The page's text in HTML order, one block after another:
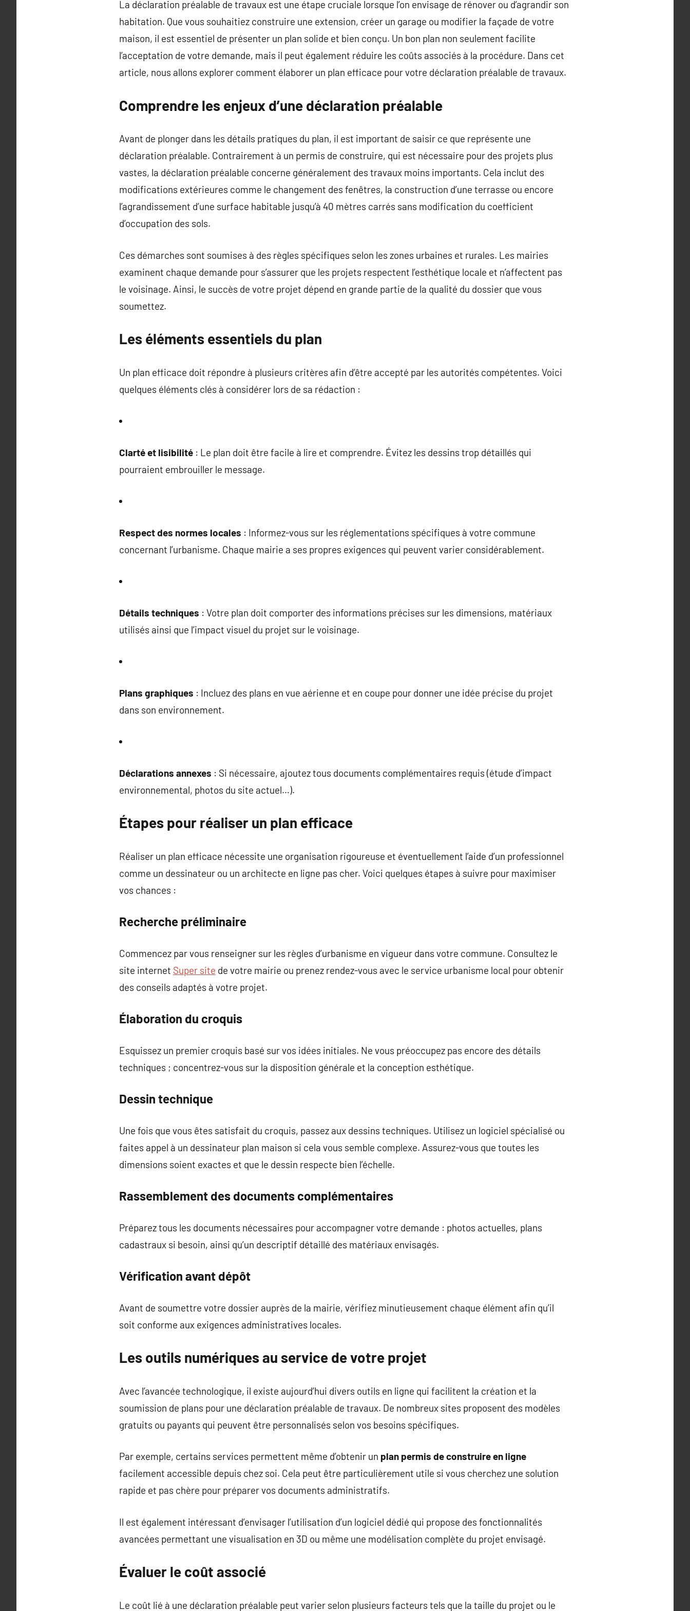
La déclaration préalable de travaux est une étape cruciale lorsque l’on envisage de rénover ou d’agrandir son
habitation. Que vous souhaitiez construire une extension, créer un garage ou modifier la façade de votre
maison, il est essentiel de présenter un plan solide et bien conçu. Un bon plan non seulement facilite
l’acceptation de votre demande, mais il peut également réduire les coûts associés à la procédure. Dans cet
article, nous allons explorer comment élaborer un plan efficace pour votre déclaration préalable de travaux.
Comprendre les enjeux d’une déclaration préalable
Avant de plonger dans les détails pratiques du plan, il est important de saisir ce que représente une
déclaration préalable. Contrairement à un permis de construire, qui est nécessaire pour des projets plus
vastes, la déclaration préalable concerne généralement des travaux moins importants. Cela inclut des
modifications extérieures comme le changement des fenêtres, la construction d’une terrasse ou encore
l’agrandissement d’une surface habitable jusqu’à 40 mètres carrés sans modification du coefficient
d’occupation des sols.
Ces démarches sont soumises à des règles spécifiques selon les zones urbaines et rurales. Les mairies
examinent chaque demande pour s’assurer que les projets respectent l’esthétique locale et n’affectent pas
le voisinage. Ainsi, le succès de votre projet dépend en grande partie de la qualité du dossier que vous
soumettez.
Les éléments essentiels du plan
Un plan efficace doit répondre à plusieurs critères afin d’être accepté par les autorités compétentes. Voici
quelques éléments clés à considérer lors de sa rédaction :
Clarté et lisibilité : Le plan doit être facile à lire et comprendre. Évitez les dessins trop détaillés qui
pourraient embrouiller le message.
Respect des normes locales : Informez-vous sur les réglementations spécifiques à votre commune
concernant l’urbanisme. Chaque mairie a ses propres exigences qui peuvent varier considérablement.
Détails techniques : Votre plan doit comporter des informations précises sur les dimensions, matériaux
utilisés ainsi que l’impact visuel du projet sur le voisinage.
Plans graphiques : Incluez des plans en vue aérienne et en coupe pour donner une idée précise du projet
dans son environnement.
Déclarations annexes : Si nécessaire, ajoutez tous documents complémentaires requis (étude d’impact
environnemental, photos du site actuel…).
Étapes pour réaliser un plan efficace
Réaliser un plan efficace nécessite une organisation rigoureuse et éventuellement l’aide d’un professionnel
comme un dessinateur ou un architecte en ligne pas cher. Voici quelques étapes à suivre pour maximiser
vos chances :
Recherche préliminaire
Commencez par vous renseigner sur les règles d’urbanisme en vigueur dans votre commune. Consultez le
site internet Super site de votre mairie ou prenez rendez-vous avec le service urbanisme local pour obtenir
des conseils adaptés à votre projet.
Élaboration du croquis
Esquissez un premier croquis basé sur vos idées initiales. Ne vous préoccupez pas encore des détails
techniques ; concentrez-vous sur la disposition générale et la conception esthétique.
Dessin technique
Une fois que vous êtes satisfait du croquis, passez aux dessins techniques. Utilisez un logiciel spécialisé ou
faites appel à un dessinateur plan maison si cela vous semble complexe. Assurez-vous que toutes les
dimensions soient exactes et que le dessin respecte bien l’échelle.
Rassemblement des documents complémentaires
Préparez tous les documents nécessaires pour accompagner votre demande : photos actuelles, plans
cadastraux si besoin, ainsi qu’un descriptif détaillé des matériaux envisagés.
Vérification avant dépôt
Avant de soumettre votre dossier auprès de la mairie, vérifiez minutieusement chaque élément afin qu’il
soit conforme aux exigences administratives locales.
Les outils numériques au service de votre projet
Avec l’avancée technologique, il existe aujourd’hui divers outils en ligne qui facilitent la création et la
soumission de plans pour une déclaration préalable de travaux. De nombreux sites proposent des modèles
gratuits ou payants qui peuvent être personnalisés selon vos besoins spécifiques.
Par exemple, certains services permettent même d’obtenir un plan permis de construire en ligne
facilement accessible depuis chez soi. Cela peut être particulièrement utile si vous cherchez une solution
rapide et pas chère pour préparer vos documents administratifs.
Il est également intéressant d’envisager l’utilisation d’un logiciel dédié qui propose des fonctionnalités
avancées permettant une visualisation en 3D ou même une modélisation complète du projet envisagé.
Évaluer le coût associé
Le coût lié à une déclaration préalable peut varier selon plusieurs facteurs tels que la taille du projet ou le